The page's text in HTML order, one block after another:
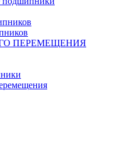
ПЕРЕМЕЩЕНИЯ